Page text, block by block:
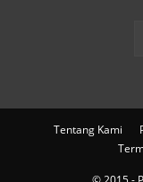
Tentang Kami